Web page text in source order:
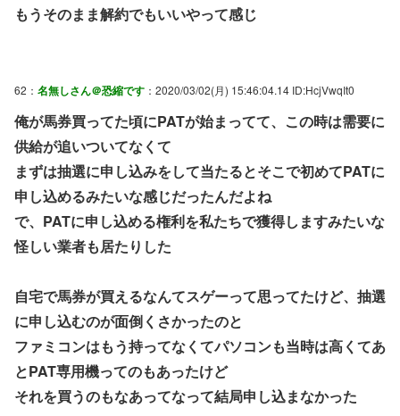
もうそのまま解約でもいいやって感じ
62： 名無しさん＠恐縮です ：2020/03/02(月) 15:46:04.14 ID:HcjVwqIt0
俺が馬券買ってた頃にPATが始まってて、この時は需要に
供給が追いついてなくて
まずは抽選に申し込みをして当たるとそこで初めてPATに
申し込めるみたいな感じだったんだよね
で、PATに申し込める権利を私たちで獲得しますみたいな
怪しい業者も居たりした
自宅で馬券が買えるなんてスゲーって思ってたけど、抽選
に申し込むのが面倒くさかったのと
ファミコンはもう持ってなくてパソコンも当時は高くてあ
とPAT専用機ってのもあったけど
それを買うのもなあってなって結局申し込まなかった